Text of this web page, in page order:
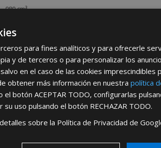
980 cm³
REGÍSTRATE PARA HACERTE
Desdeaquípodrá ver todas las
este formulario y nos pondremos en
para fines analíticos y para ofrecerle
y de terceros o para personalizar los
en el caso de las cookies imprescindibles
obtener más información en nuestra política
el botón ACEPTAR TODO, configurarlas
su uso pulsando el botón RECHAZAR TODO.
sobre la Política de Privacidad de